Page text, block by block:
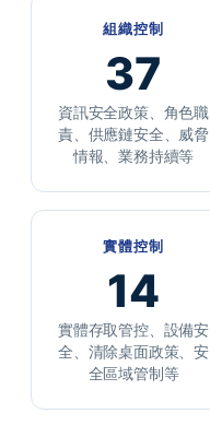
組織控制
37
資訊安全政策、角色職
責、供應鏈安全、威脅
情報、業務持續等
實體控制
14
實體存取管控、設備安
全、清除桌面政策、安
全區域管制等